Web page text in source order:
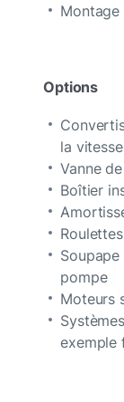
Montage
Options
la
Vanne
Boîtier
Roulettes
pompe
Moteurs
exemple